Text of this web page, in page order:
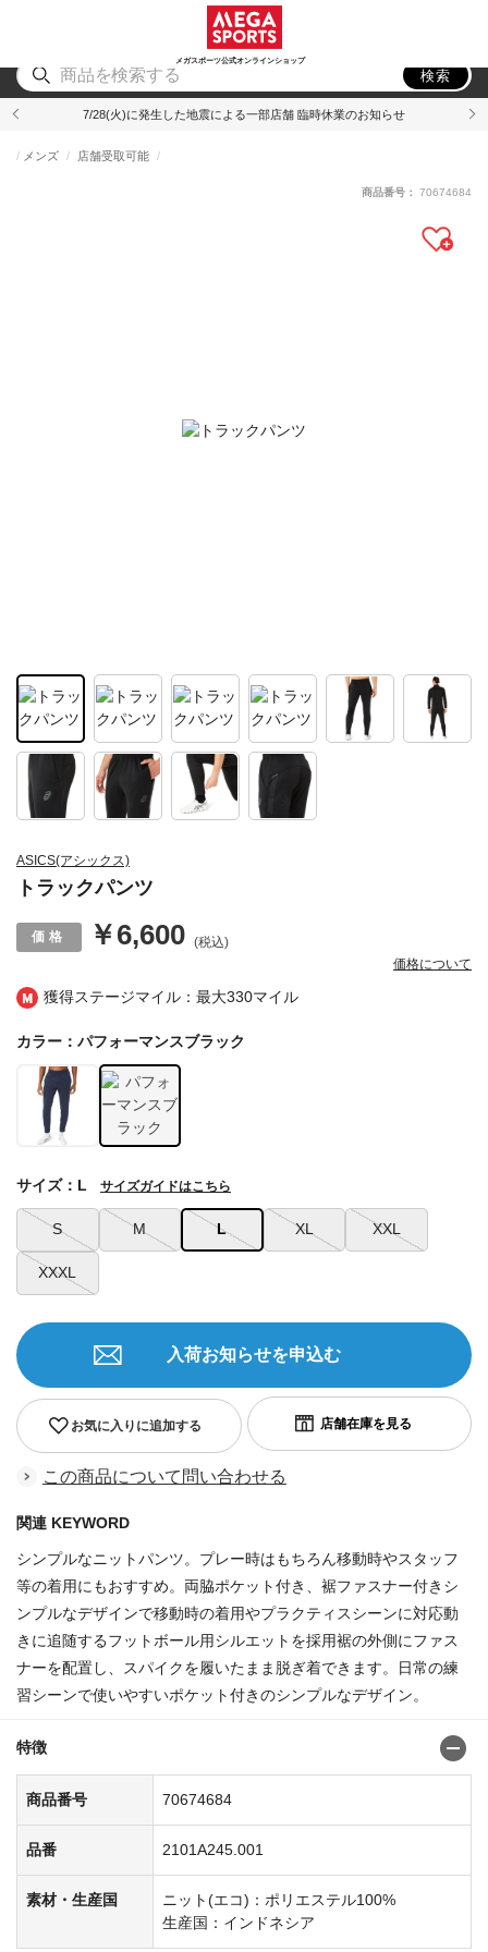
メガスポーツ公式オンラインショップ
アウトドア
検索
7/28(火)に発生した地震による一部店舗 臨時休業のお知らせ
獲得ステージマイル：最大330マイル
ASICS(アシックス)
トラックパンツ
メンズ 店舗受取可能
￥6,600 (税込)
価格について
商品番号： 70674684
カラー：パフォーマンスブラック
S M L XL XXL
XXXL
サイズ：L サイズガイドはこちら
お気に入りに追加する
入荷お知らせを申込む
この商品について問い合わせる
関連 KEYWORD
シンプルなニットパンツ。プレー時はもちろん移動時やスタッフ
等の着用にもおすすめ。両脇ポケット付き、裾ファスナー付きシ
ンプルなデザインで移動時の着用やプラクティスシーンに対応動
きに追随するフットボール用シルエットを採用裾の外側にファス
ナーを配置し、スパイクを履いたまま脱ぎ着できます。日常の練
習シーンで使いやすいポケット付きのシンプルなデザイン。
特徴
商品番号 70674684
品番 2101A245.001
素材・生産国
ニット(エコ)：ポリエステル100%
生産国：インドネシア